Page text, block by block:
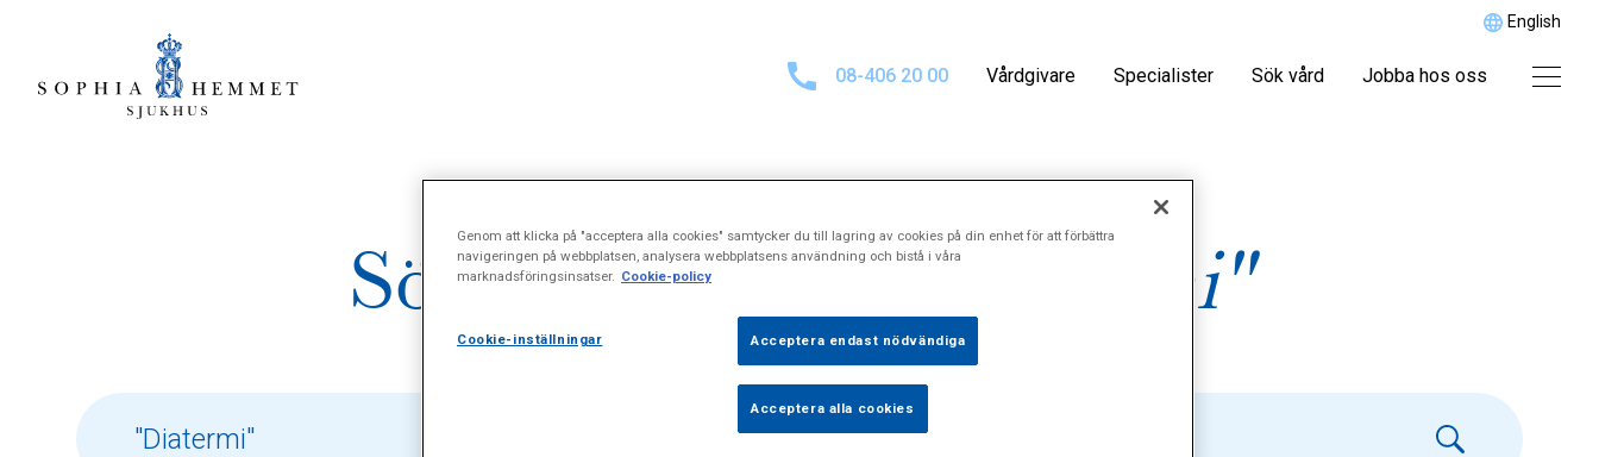
English
08-406 20 00 Vårdgivare Specialister Sök vård Jobba hos oss
Sökresultat för"Diatermi"
Genom att klicka på "acceptera alla cookies" samtycker du till lagring av cookies på din enhet för att förbättra
navigeringen på webbplatsen, analysera webbplatsens användning och bistå i våra
marknadsföringsinsatser. Cookie-policy
Cookie-inställningar Acceptera endast nödvändiga
Acceptera alla cookies